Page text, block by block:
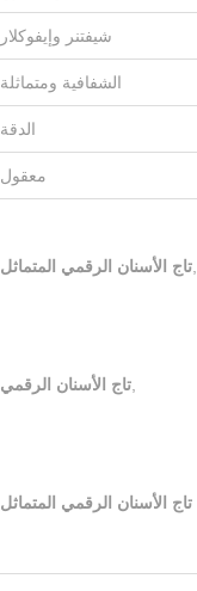
شيفتنر وإيفوكلار
الشفافية ومتماثلة
الدقة
معقول
تاج الأسنان الرقمي المتماثل
تاج الأسنان الرقمي